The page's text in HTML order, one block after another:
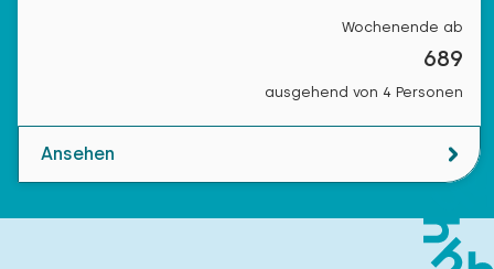
Wochenende ab
689
ausgehend von 4 Personen
Ansehen